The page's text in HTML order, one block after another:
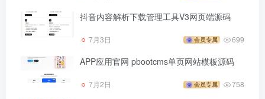
抖音内容解析下载管理工具V3网页端源码
7月3日 会员专属 699
APP应用官网 pbootcms单页网站模板源码
7月2日 会员专属 758